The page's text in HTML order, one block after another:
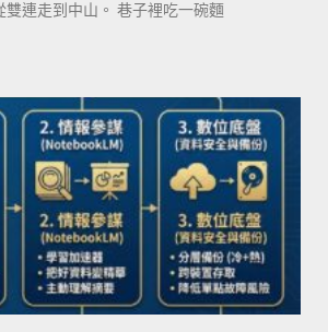
雙連走到中山。 巷子裡吃一碗麵